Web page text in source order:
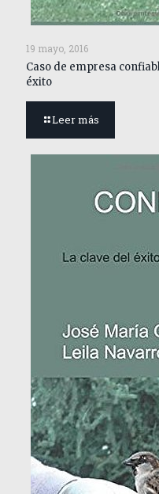
19 mayo, 2016
Caso de empresa
éxito
Leer más